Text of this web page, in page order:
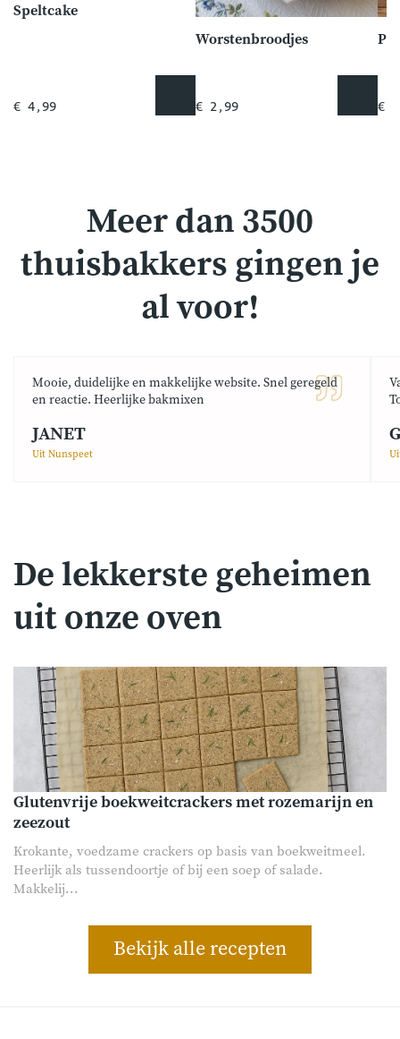
Speltcake
€ 4,99
Worstenbroodjes
€ 2,99 €
Meer dan 3500
thuisbakkers gingen je
al voor!
Mooie, duidelijke en makkelijke website. Snel geregeld
en reactie. Heerlijke bakmixen
JANET
Uit Nunspeet
De lekkerste geheimen
uit onze oven
Glutenvrije boekweitcrackers met rozemarijn en
zeezout
Krokante, voedzame crackers op basis van boekweitmeel.
Heerlijk als tussendoortje of bij een soep of salade.
Makkelij...
Bekijk alle recepten